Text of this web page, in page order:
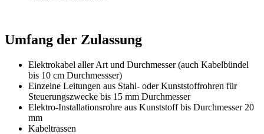
Umfang der Zulassung
Elektrokabel aller Art und Durchmesser (auch Kabelbündel
bis 10 cm Durchmessser)
Einzelne Leitungen aus Stahl- oder Kunststoffrohren für
Steuerungszwecke bis 15 mm Durchmesser
Elektro-Installationsrohre aus Kunststoff bis Durchmesser 20
mm
Kabeltrassen